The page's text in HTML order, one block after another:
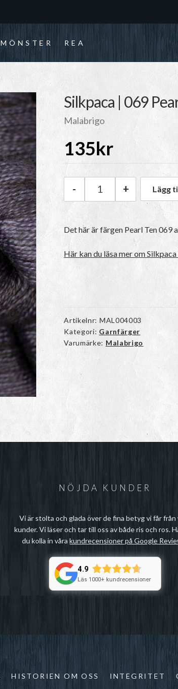
MÖNSTER REA
Silkpaca | 069
Malabrigo
135kr
Malabrigo Silkpaca |
- + Lägg
Det här är färgen Pearl Ten 069
Här kan du läsa mer om
Artikelnr: MAL004003
Kategori: Garnfärger
Varumärke: Malabrigo
NÖJDA KUNDER
Vi är stolta och glada över de fina betyg vi får från
kunder. Vi läser och tar till oss av både ris och ros.
du kolla in vårakundrecensioner på Google
4.9
Läs 1000+ kundrecensioner
HISTORIEN OM OSS INTEGRITET